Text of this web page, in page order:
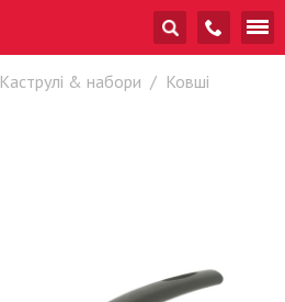
Каструлі & набори / Ковші